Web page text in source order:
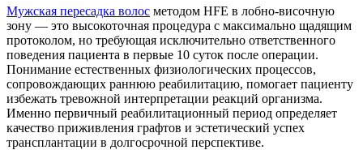
Мужская пересадка волос методом HFE в лобно-височную
зону — это высокоточная процедура с максимально щадящим
протоколом, но требующая исключительно ответственного
поведения пациента в первые 10 суток после операции.
Понимание естественных физиологических процессов,
сопровождающих раннюю реабилитацию, помогает пациенту
избежать тревожной интерпретации реакций организма.
Именно первичный реабилитационный период определяет
качество приживления графтов и эстетический успех
трансплантации в долгосрочной перспективе.